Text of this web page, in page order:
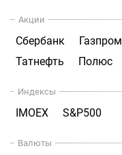
Акции
Сбербанк Газпром
Татнефть
Полюс
Индексы
IMOEX S&P500
Валюты